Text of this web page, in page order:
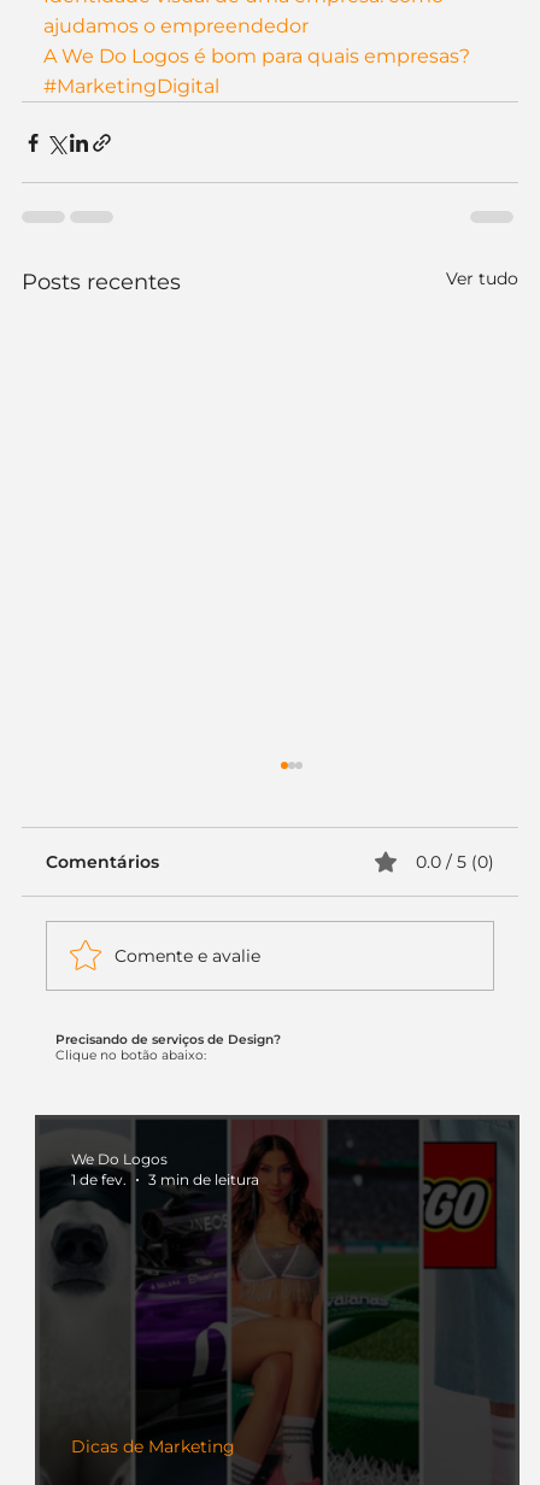
Precisando de serviços de Design?
Clique no botão abaixo:
Dicas de Marketing
We Do Logos
1 de fev.
3 min de leitura
ajudamos o empreendedor
A We Do Logos é bom para quais empresas?
#MarketingDigital
Posts recentes Ver tudo
Itaú muda apenas duas letras da
começou.
Comentários 0.0 / 5 (0)
Comente e avalie